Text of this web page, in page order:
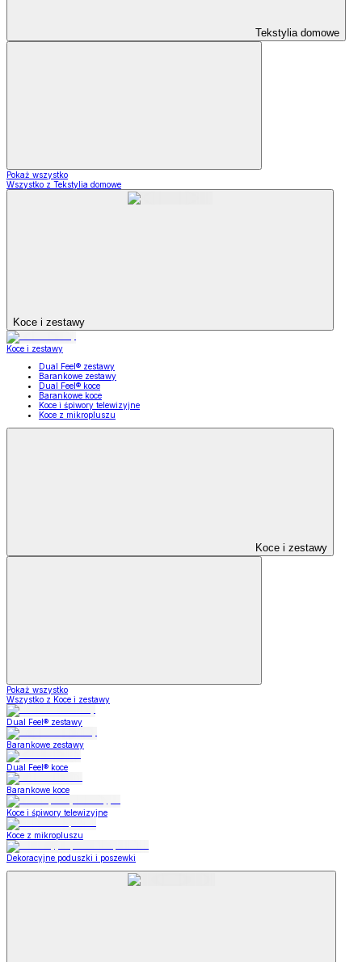
Tekstylia domowe
Pokaż wszystko
Wszystko z Tekstylia domowe
Koce i zestawy
Koce i zestawy
Dual Feel® zestawy
Barankowe zestawy
Dual Feel® koce
Barankowe koce
Koce i śpiwory telewizyjne
Koce z mikropluszu
Koce i zestawy
Pokaż wszystko
Wszystko z Koce i zestawy
Dual Feel® zestawy
Barankowe zestawy
Dual Feel® koce
Barankowe koce
Koce i śpiwory telewizyjne
Koce z mikropluszu
Dekoracyjne poduszki i poszewki